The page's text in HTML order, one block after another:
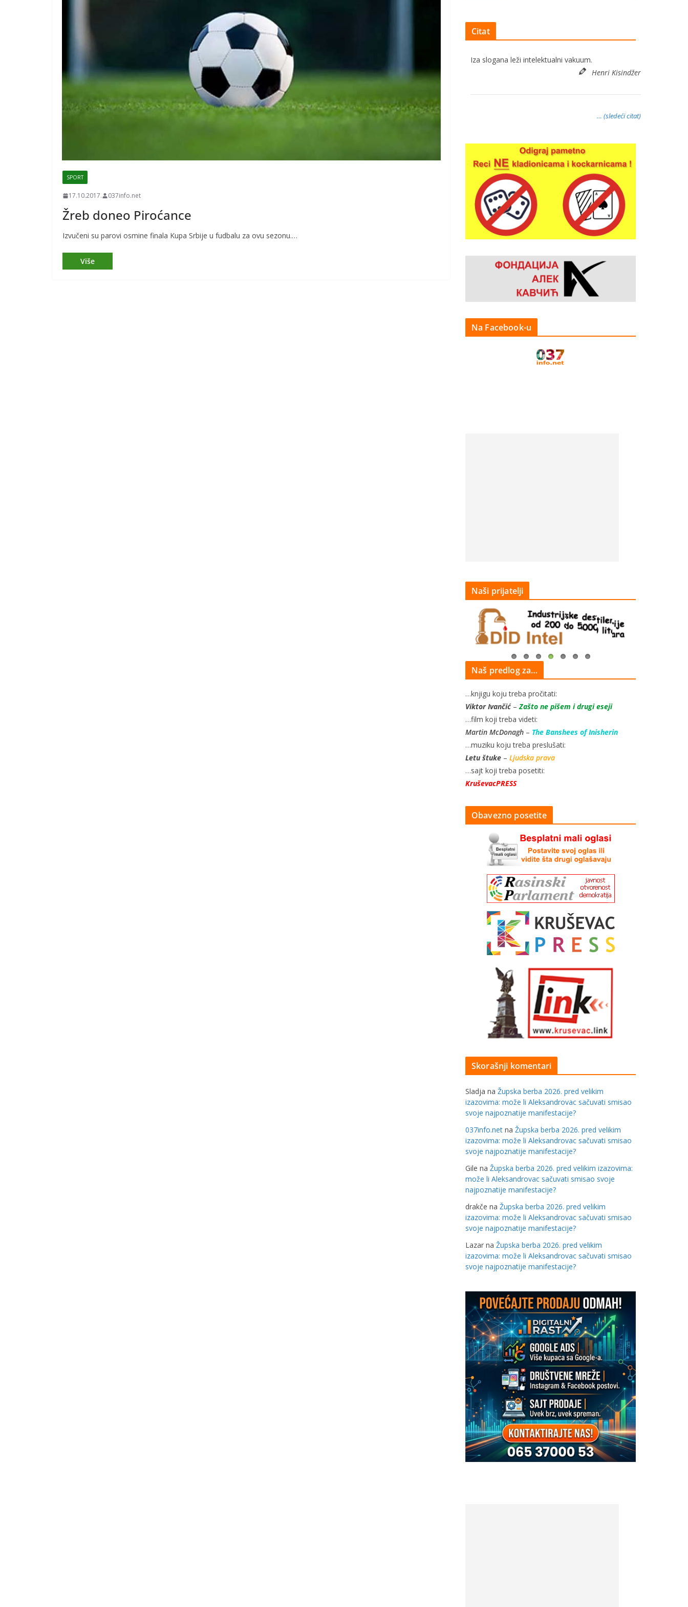
SPORT
17.10.2017. 037info.net
Žreb doneo Piroćance
Izvučeni su parovi osmine finala Kupa Srbije u fudbalu za ovu sezonu.…
Citat
Iza slogana leži intelektualni vakuum.
Henri Kisindžer
… (sledeći citat)
Na Facebook-u
Naši prijatelji
Naš predlog za…
…knjigu koju treba pročitati:
Viktor Ivančić– Zašto ne pišem i drugi eseji
…film koji treba videti:
Martin McDonagh – The Banshees of Inisherin
…muziku koju treba preslušati:
Letu štuke – Ljudska prava
…sajt koji treba posetiti:
KruševacPRESS
Obavezno posetite
Skorašnji komentari
Sladja na Župska berba 2026. pred velikim
izazovima: može li Aleksandrovac sačuvati smisao
svoje najpoznatije manifestacije?
037info.net na Župska berba 2026. pred velikim
izazovima: može li Aleksandrovac sačuvati smisao
svoje najpoznatije manifestacije?
Gile na Župska berba 2026. pred velikim izazovima:
može li Aleksandrovac sačuvati smisao svoje
najpoznatije manifestacije?
drakče na Župska berba 2026. pred velikim
izazovima: može li Aleksandrovac sačuvati smisao
svoje najpoznatije manifestacije?
Lazar na Župska berba 2026. pred velikim
izazovima: može li Aleksandrovac sačuvati smisao
svoje najpoznatije manifestacije?